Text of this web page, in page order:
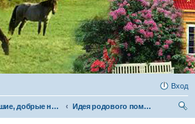
Вход
Хорошие, добрые новости и их распространение в обществе
Идея родового поместья и её распространение в обществе